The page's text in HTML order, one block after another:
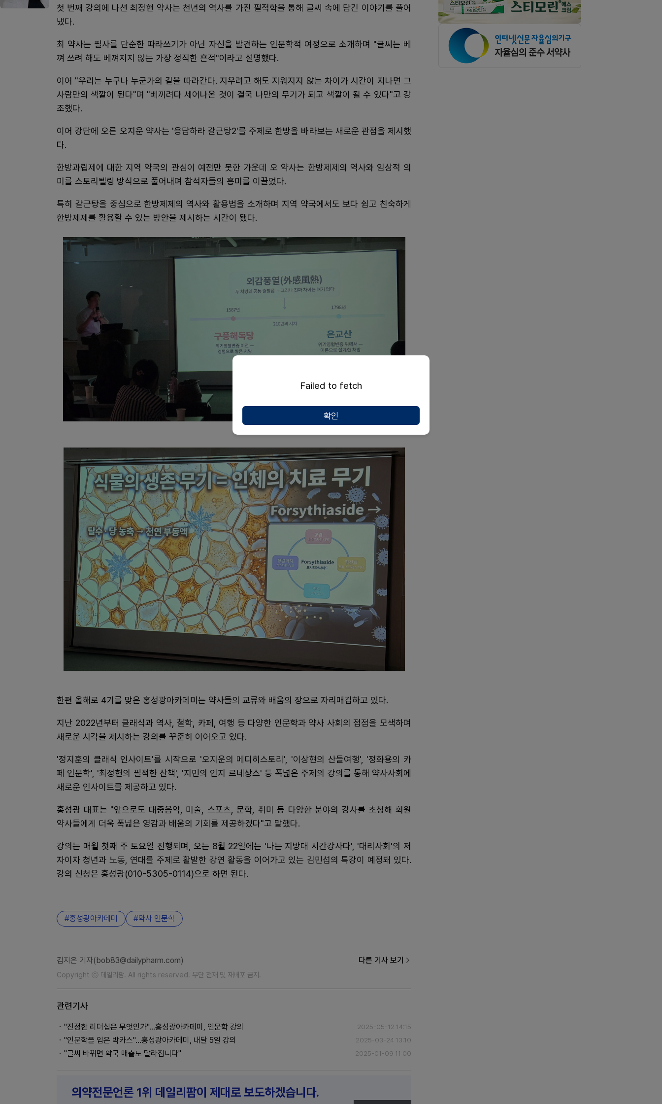
첫 번째 강의에 나선 최정헌 약사는 천년의 역사를 가진 필적학을 통해 글씨 속에 담긴 이야기를 풀어
냈다.
최 약사는 필사를 단순한 따라쓰기가 아닌 자신을 발견하는 인문학적 여정으로 소개하며 "글씨는 베
껴 쓰려 해도 베껴지지 않는 가장 정직한 흔적"이라고 설명했다.
이어 "우리는 누구나 누군가의 길을 따라간다. 지우려고 해도 지워지지 않는 차이가 시간이 지나면 그
사람만의 색깔이 된다"며 "베끼려다 세어나온 것이 결국 나만의 무기가 되고 색깔이 될 수 있다"고 강
조했다.
이어 강단에 오른 오지운 약사는 '응답하라 갈근탕2'를 주제로 한방을 바라보는 새로운 관점을 제시했
다.
한방과립제에 대한 지역 약국의 관심이 예전만 못한 가운데 오 약사는 한방제제의 역사와 임상적 의
미를 스토리텔링 방식으로 풀어내며 참석자들의 흥미를 이끌었다.
특히 갈근탕을 중심으로 한방제제의 역사와 활용법을 소개하며 지역 약국에서도 보다 쉽고 친숙하게
한방제제를 활용할 수 있는 방안을 제시하는 시간이 됐다.
한편 올해로 4기를 맞은 홍성광아카데미는 약사들의 교류와 배움의 장으로 자리매김하고 있다.
지난 2022년부터 클래식과 역사, 철학, 카페, 여행 등 다양한 인문학과 약사 사회의 접점을 모색하며
새로운 시각을 제시하는 강의를 꾸준히 이어오고 있다.
'정지훈의 클래식 인사이트'를 시작으로 '오지운의 메디히스토리', '이상현의 산들여행', '정화용의 카
페 인문학', '최정헌의 필적한 산책', '지민의 인지 르네상스' 등 폭넓은 주제의 강의를 통해 약사사회에
새로운 인사이트를 제공하고 있다.
홍성광 대표는 "앞으로도 대중음악, 미술, 스포츠, 문학, 취미 등 다양한 분야의 강사를 초청해 회원
약사들에게 더욱 폭넓은 영감과 배움의 기회를 제공하겠다"고 말했다.
강의는 매월 첫째 주 토요일 진행되며, 오는 8월 22일에는 '나는 지방대 시간강사다', '대리사회'의 저
자이자 청년과 노동, 연대를 주제로 활발한 강연 활동을 이어가고 있는 김민섭의 특강이 예정돼 있다.
강의 신청은 홍성광(010-5305-0114)으로 하면 된다.
홍성광아카데미 약사 인문학
김지은 기자(bob83@dailypharm.com) 다른 기사 보기
Copyright ⓒ 데일리팜. All rights reserved. 무단 전재 및 재배포 금지.
관련기사
"진정한 리더십은 무엇인가"...홍성광아카데미, 인문학 강의 2025-05-12 14:15
"인문학을 입은 박카스"...홍성광아카데미, 내달 5일 강의 2025-03-24 13:10
"글씨 바뀌면 약국 매출도 달라집니다" 2025-01-09 11:00
의약전문언론 1위 데일리팜이 제대로 보도하겠습니다.
Failed to fetch
확인